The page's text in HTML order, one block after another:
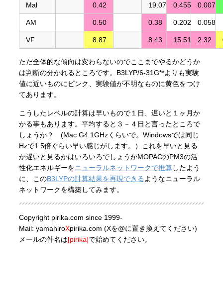
Mal 0.42 19.07 0.455 0.007
AM 0.50 0.38 0.202 0.058
VF 8.87 8.43 15.51 2.32
ただ全体的な傾向は変わらないのでここまでやるかどうか
は判断の分かれるところです。B3LYP/6-31G**よりも実験
値に近いものにピンク、実験値が不明なものに黄色をつけ
てあります。
こうしたレベルの計算は早いもので１日、遅いと１ヶ月か
かる事もあります。平均すると３－４日と言ったところで
しょうか？ (Mac G4 1GHzくらいで。Windowsでは同じ
Hzで1.5倍ぐらい早い感じがします。）これを早いと見る
か遅いと見るかはいろいろでしょうがMOPACのPM3の活
性化エネルギーをニューラルネットワークで推算したよう
に、このB3LYPの計算結果を再現できる ようなニューラル
ネットワークを構築してみます。
Copyright pirika.com since 1999-
Mail: yamahiroXpirika.com (Xを@に置き換えてください)
メールの件名は[pirika]で始めてください。